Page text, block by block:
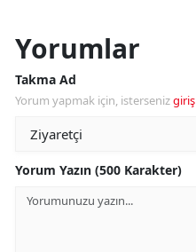
Yorumlar
Takma Ad
Yorum yapmak için, istersenizgiriş
Yorum Yazın (500 Karakter)